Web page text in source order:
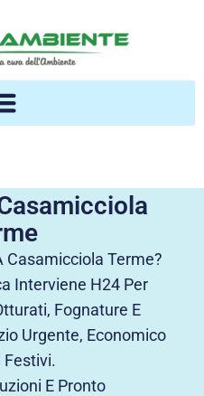
Casamicciola Terme?
Interviene H24 Per
Fognature E
Urgente, Economico
Festivi.
E Pronto